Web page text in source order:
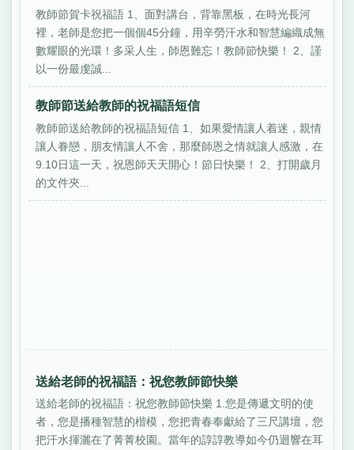
教師節賀卡祝福語 1、面對講台，背靠黑板，在時光長河
裡，老師是您把一個個45分鐘，用辛勞汗水和智慧編織成無
數耀眼的光環！多采人生，師恩難忘！教師節快樂！ 2、謹
以一份最虔誠...
教師節送給教師的祝福語短信
教師節送給教師的祝福語短信 1、如果愛情讓人着迷，親情
讓人眷戀，朋友情讓人不舍，那麼師恩之情就讓人感激，在
9.10日這一天，祝恩師天天開心！節日快樂！ 2、打開歲月
的文件夾...
送給老師的祝福語：祝您教師節快樂
送給老師的祝福語：祝您教師節快樂 1.您是傳遞文明的使
者，您是播種智慧的楷模，您把青春奉獻給了三尺講壇，您
把汗水揮灑在了菁菁校園。當年的諄諄教導如今仍迴響在耳